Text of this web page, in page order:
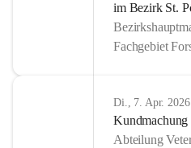
im Bezirk St.
Fachgebiet
Di., 7. Apr. 2026
Kundmachung
Abteilung